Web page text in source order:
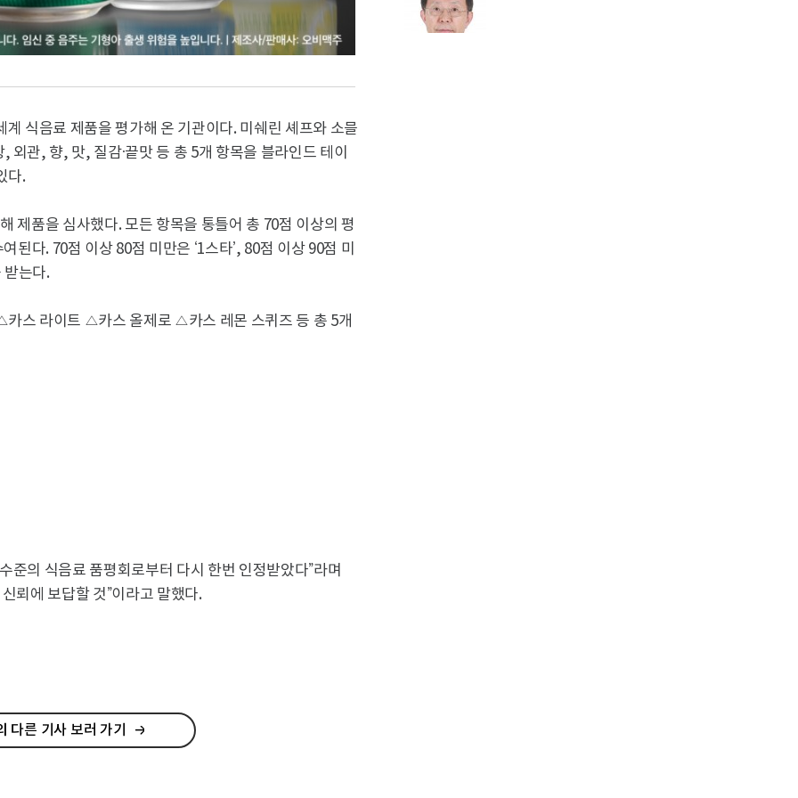
식음료 제품을 평가해 온 기관이다. 미쉐린 셰프와 소믈
관, 향, 맛, 질감·끝맛 등 총 5개 항목을 블라인드 테이
다.
제품을 심사했다. 모든 항목을 통틀어 총 70점 이상의 평
된다. 70점 이상 80점 미만은 ‘1스타’, 80점 이상 90점 미
받는다.
스 라이트 △카스 올제로 △카스 레몬 스퀴즈 등 총 5개
준의 식음료 품평회로부터 다시 한번 인정받았다”라며
뢰에 보답할 것”이라고 말했다.
다른 기사 보러 가기